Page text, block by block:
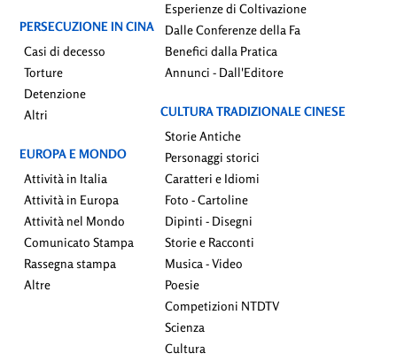
PERSECUZIONE IN CINA
Casi di decesso
Torture
Detenzione
Altri
EUROPA E MONDO
Attività in Italia
Attività in Europa
Attività nel Mondo
Comunicato Stampa
Rassegna stampa
Altre
Esperienze di Coltivazione
Dalle Conferenze della Fa
Benefici dalla Pratica
Annunci - Dall'Editore
CULTURA TRADIZIONALE CINESE
Storie Antiche
Personaggi storici
Caratteri e Idiomi
Foto - Cartoline
Dipinti - Disegni
Storie e Racconti
Musica - Video
Poesie
Competizioni NTDTV
Scienza
Cultura